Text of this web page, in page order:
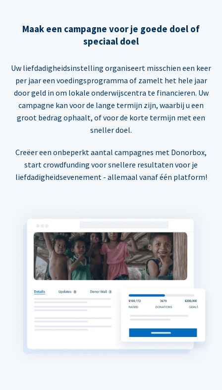
Maak een campagne voor je goede doel of
speciaal doel
Uw liefdadigheidsinstelling organiseert misschien een keer
per jaar een voedingsprogramma of zamelt het hele jaar
door geld in om lokale onderwijscentra te financieren. Uw
campagne kan voor de lange termijn zijn, waarbij u een
groot bedrag ophaalt, of voor de korte termijn met een
sneller doel.
Creëer een onbeperkt aantal campagnes met Donorbox,
start crowdfunding voor snellere resultaten voor je
liefdadigheidsevenement - allemaal vanaf één platform!